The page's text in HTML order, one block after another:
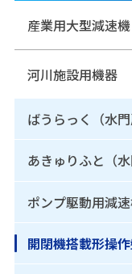
産業用大型減速機
河川施設用機器
ばうらっく（水
あきゅりふと（
ポンプ駆動用減
開閉機搭載形操